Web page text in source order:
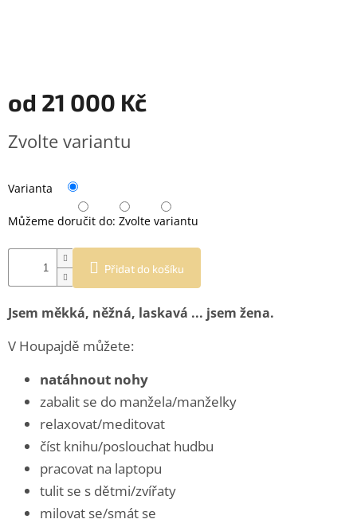
od 21 000 Kč
cena:
Zvolte variantu
Varianta
Můžeme doručit do: Zvolte variantu
Přidat do košíku
Jsem měkká, něžná, laskavá ... jsem žena.
V Houpajdě můžete:
natáhnout nohy
zabalit se do manžela/manželky
relaxovat/meditovat
číst knihu/poslouchat hudbu
pracovat na laptopu
tulit se s dětmi/zvířaty
milovat se/smát se